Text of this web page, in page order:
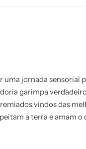
uma jornada sensorial
garimpa
vindos das
a terra e amam o